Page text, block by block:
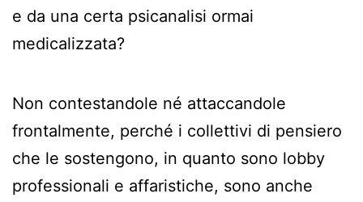
e da una certa psicanalisi ormai
medicalizzata?
Non contestandole né attaccandole
frontalmente, perché i collettivi di pensiero
che le sostengono, in quanto sono lobby
professionali e affaristiche, sono anche